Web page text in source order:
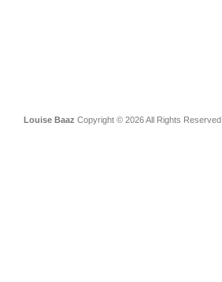
Louise Baaz Copyright © 2026 All Rights Reserved